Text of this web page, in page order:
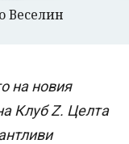
Веселин
на новия
Клуб Z. Целта